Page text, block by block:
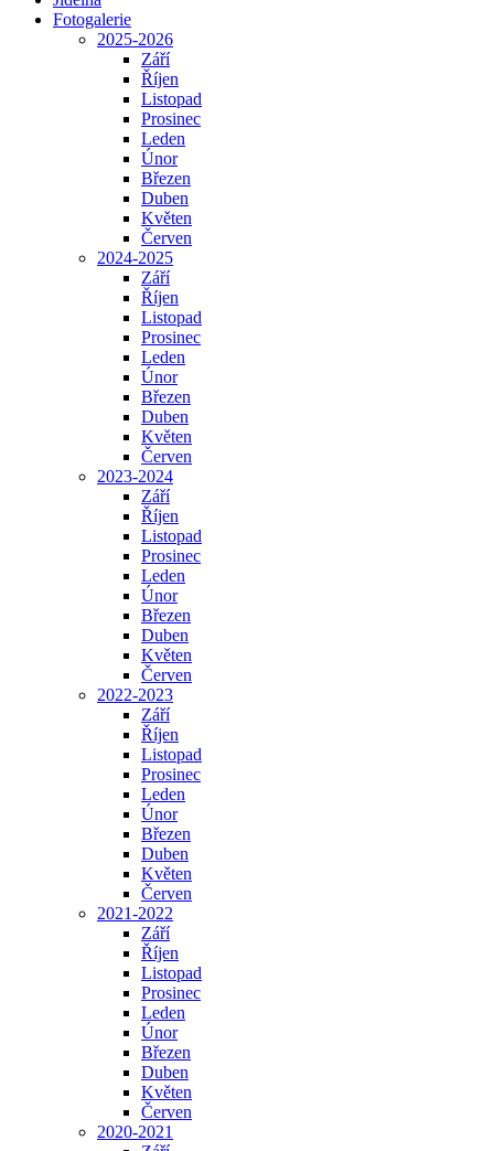
Fotogalerie
2025-2026
Září
Říjen
Listopad
Prosinec
Leden
Únor
Březen
Duben
Květen
Červen
2024-2025
Září
Říjen
Listopad
Prosinec
Leden
Únor
Březen
Duben
Květen
Červen
2023-2024
Září
Říjen
Listopad
Prosinec
Leden
Únor
Březen
Duben
Květen
Červen
2022-2023
Září
Říjen
Listopad
Prosinec
Leden
Únor
Březen
Duben
Květen
Červen
2021-2022
Září
Říjen
Listopad
Prosinec
Leden
Únor
Březen
Duben
Květen
Červen
2020-2021